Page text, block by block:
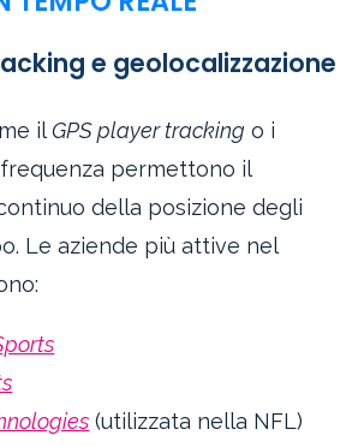
e geolocalizzazione
ilGPS player tracking o i
permettono il
della posizione degli
Le aziende più attive nel
(utilizzata nella NFL)